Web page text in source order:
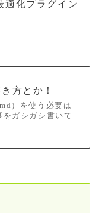
適化プラグイン
方とか！
）を使う必要は
ガシガシ書いて